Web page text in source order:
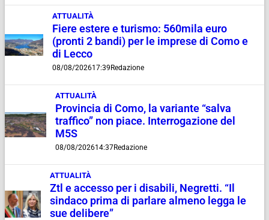
ATTUALITÀ
Fiere estere e turismo: 560mila euro
(pronti 2 bandi) per le imprese di Como e
di Lecco
08/08/202617:39Redazione
ATTUALITÀ
Provincia di Como, la variante “salva
traffico” non piace. Interrogazione del
M5S
08/08/202614:37Redazione
ATTUALITÀ
Ztl e accesso per i disabili, Negretti. “Il
sindaco prima di parlare almeno legga le
sue delibere”